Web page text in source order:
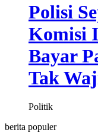
Polisi
Komisi
Bayar
Tak
Politik
berita populer